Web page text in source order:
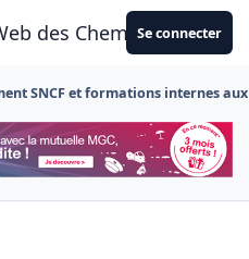
des CheminotsSe connecter
SNCF et formations internes